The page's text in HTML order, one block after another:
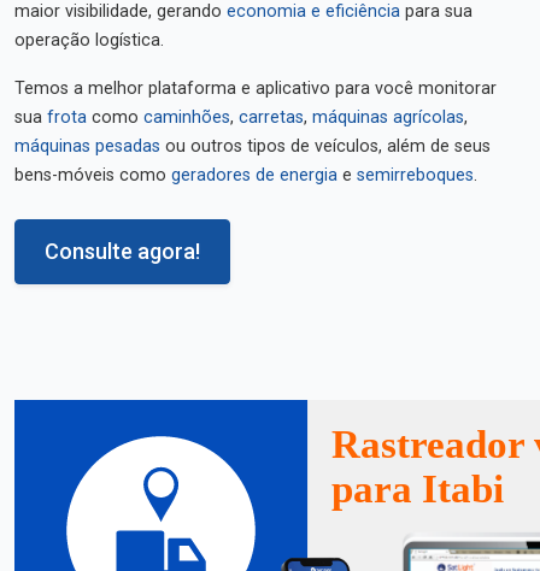
maior visibilidade, gerando economia e eficiência para sua
operação logística.
Temos a melhor plataforma e aplicativo para você monitorar
sua frota como caminhões, carretas, máquinas agrícolas,
máquinas pesadas ou outros tipos de veículos, além de seus
bens-móveis como geradores de energia e semirreboques.
Consulte agora!
Rastreador
para Itabi